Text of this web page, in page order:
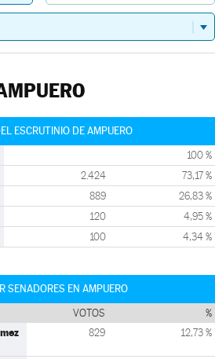
ESCRUTINIO DE AMPUERO
100 %
2.424 73,17 %
889 26,83 %
120 4,95 %
100 4,34 %
SENADORES EN AMPUERO
VOTOS %
829 12,73 %